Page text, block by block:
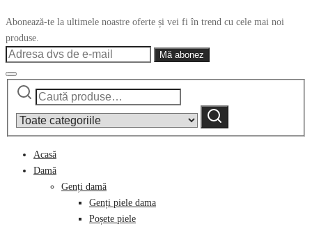
Abonează-te la ultimele noastre oferte și vei fi în trend cu cele mai noi
produse.
Caută
category:
Caută
Acasă
Damă
Genți damă
Genți piele dama
Poșete piele